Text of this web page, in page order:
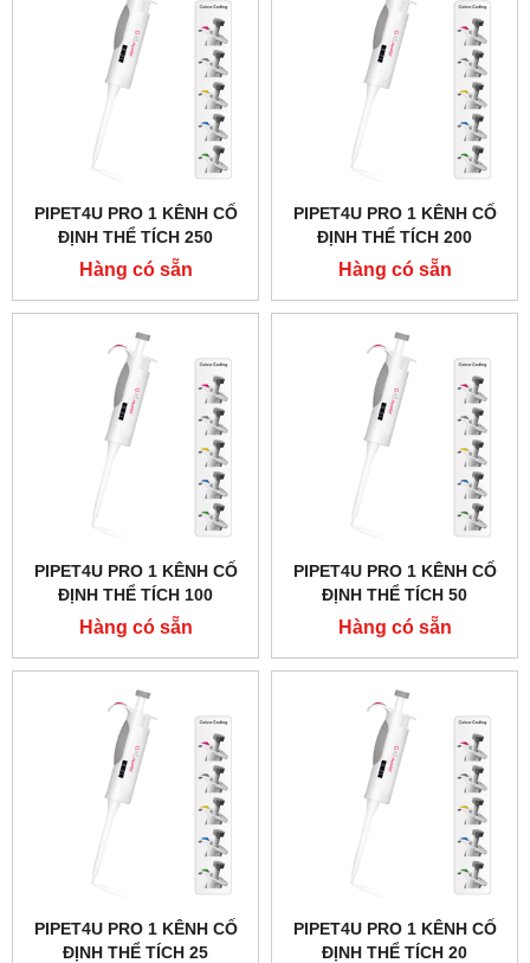
PIPET4U PRO 1 KÊNH CỐ
ĐỊNH THỂ TÍCH 250
MICROLIT HÃNG AHN -
ĐỨC
Hàng có sẵn
PIPET4U PRO 1 KÊNH CỐ
ĐỊNH THỂ TÍCH 200
MICROLIT HÃNG AHN -
ĐỨC
Hàng có sẵn
PIPET4U PRO 1 KÊNH CỐ
ĐỊNH THỂ TÍCH 100
MICROLIT HÃNG AHN -
ĐỨC
Hàng có sẵn
PIPET4U PRO 1 KÊNH CỐ
ĐỊNH THỂ TÍCH 50
MICROLIT HÃNG AHN -
ĐỨC
Hàng có sẵn
PIPET4U PRO 1 KÊNH CỐ
ĐỊNH THỂ TÍCH 25
PIPET4U PRO 1 KÊNH CỐ
ĐỊNH THỂ TÍCH 20